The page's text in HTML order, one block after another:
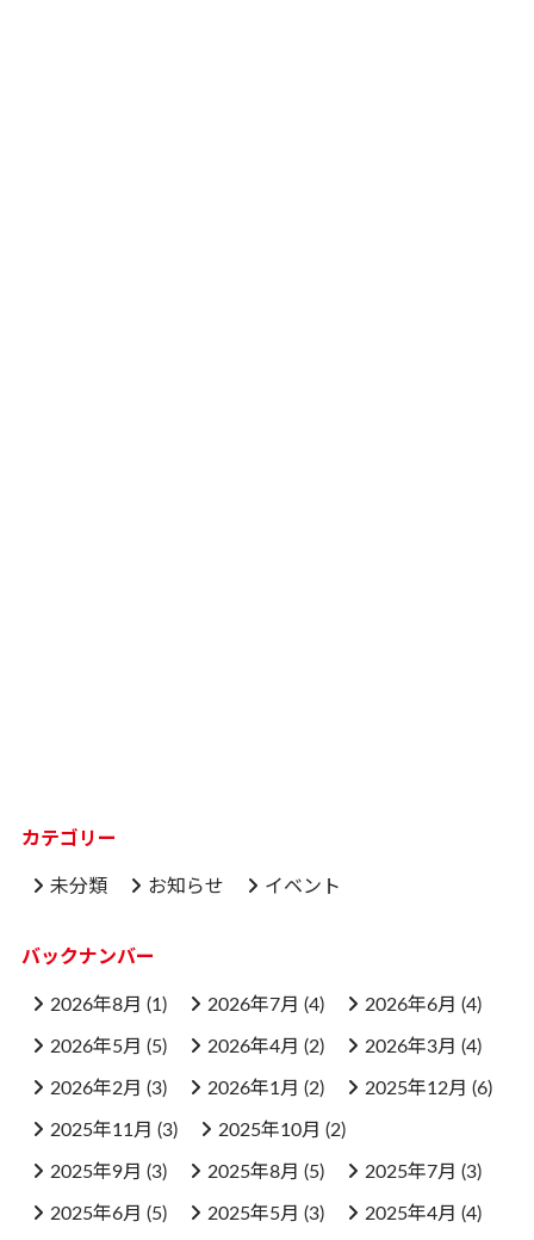
カテゴリー
未分類 お知らせ イベント
バックナンバー
2026年8月 (1) 2026年7月 (4) 2026年6月 (4)
2026年5月 (5) 2026年4月 (2) 2026年3月 (4)
2026年2月 (3) 2026年1月 (2) 2025年12月 (6)
2025年11月 (3) 2025年10月 (2)
2025年9月 (3) 2025年8月 (5) 2025年7月 (3)
2025年6月 (5) 2025年5月 (3) 2025年4月 (4)